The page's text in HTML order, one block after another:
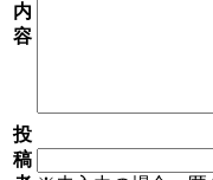
内
容
投
稿